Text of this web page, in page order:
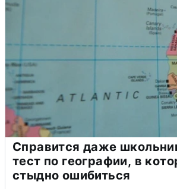
Справится даже
тест по географии, в
стыдно ошибиться